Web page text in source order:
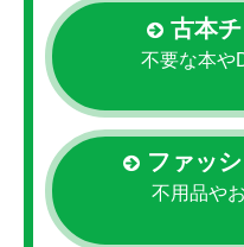
古本
不要な本や
ファッ
不用品や